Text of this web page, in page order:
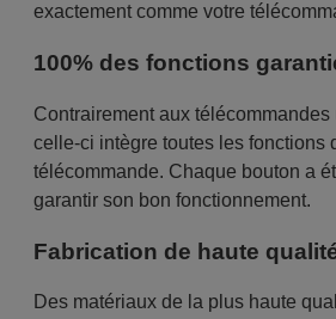
exactement comme votre
100% des fonctions
Contrairement aux télécommandes
celle-ci intègre toutes les fonctions
télécommande. Chaque bouton a
garantir son bon fonctionnement.
Fabrication de haute
Des matériaux de la plus haute